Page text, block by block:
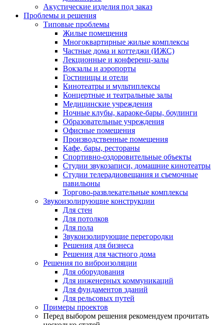
Акустические изделия под заказ
Проблемы и решения
Типовые проблемы
Жилые помещения
Многоквартирные жилые комплексы
Частные дома и коттеджи (ИЖС)
Лекционные и конференц-залы
Вокзалы и аэропорты
Гостиницы и отели
Кинотеатры и мультиплексы
Концертные и театральные залы
Медицинские учреждения
Ночные клубы, караоке-бары, боулинги
Образовательные учреждения
Офисные помещения
Производственные помещения
Кафе, бары, рестораны
Спортивно-оздоровительные объекты
Студии звукозаписи, домашние кинотеатры
Студии телерадиовещания и съемочные
павильоны
Торгово-развлекательные комплексы
Звукоизолирующие конструкции
Для стен
Для потолков
Для пола
Звукоизолирующие перегородки
Решения для бизнеса
Решения для частного дома
Решения по виброизоляции
Для оборудования
Для инженерных коммуникаций
Для фундаментов зданий
Для рельсовых путей
Примеры проектов
Перед выбором решения рекомендуем прочитать